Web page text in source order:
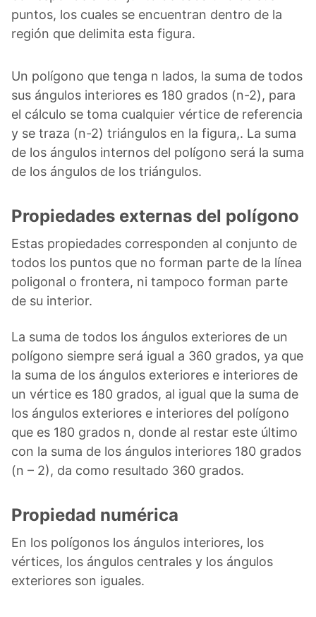
puntos, los cuales se encuentran dentro de la
región que delimita esta figura.
Un polígono que tenga n lados, la suma de todos
sus ángulos interiores es 180 grados (n-2), para
el cálculo se toma cualquier vértice de referencia
y se traza (n-2) triángulos en la figura,. La suma
de los ángulos internos del polígono será la suma
de los ángulos de los triángulos.
Propiedades externas del polígono
Estas propiedades corresponden al conjunto de
todos los puntos que no forman parte de la línea
poligonal o frontera, ni tampoco forman parte
de su interior.
La suma de todos los ángulos exteriores de un
polígono siempre será igual a 360 grados, ya que
la suma de los ángulos exteriores e interiores de
un vértice es 180 grados, al igual que la suma de
los ángulos exteriores e interiores del polígono
que es 180 grados n, donde al restar este último
con la suma de los ángulos interiores 180 grados
(n – 2), da como resultado 360 grados.
Propiedad numérica
En los polígonos los ángulos interiores, los
vértices, los ángulos centrales y los ángulos
exteriores son iguales.